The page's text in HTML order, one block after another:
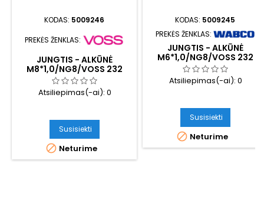
KODAS: 5009246
PREKĖS ŽENKLAS:
JUNGTIS - ALKŪNĖ
M8*1,0/NG8/VOSS 232
Atsiliepimas(-ai): 0
Susisiekti
 Neturime
KODAS: 5009245
PREKĖS ŽENKLAS:
JUNGTIS - ALKŪNĖ
M6*1,0/NG8/VOSS 232
Atsiliepimas(-ai): 0
Susisiekti
 Neturime